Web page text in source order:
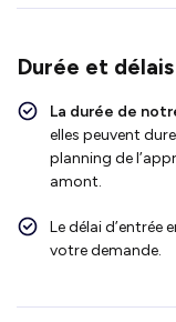
Durée et
La durée de
elles peuvent
planning de
amont.
Le délai
votre demande.